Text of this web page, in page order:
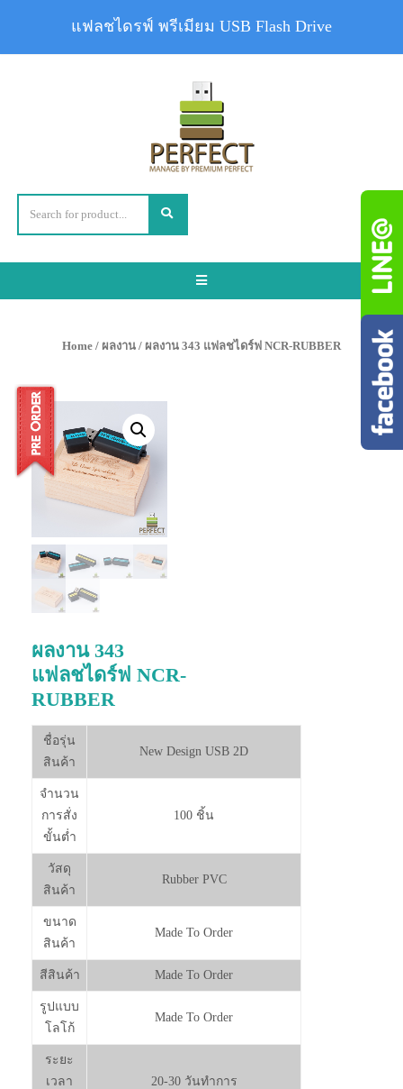
Toggle
Home / ผลงาน / ผลงาน 343 แฟลชไดร์ฟ NCR-RUBBER
ผลงาน 343
แฟลชไดร์ฟ NCR-
RUBBER
ชื่อรุ่น
สินค้า
New Design USB 2D
จำนวน
การสั่ง
ขั้นต่ำ
100 ชิ้น
วัสดุ
สินค้า
Rubber PVC
ขนาด
สินค้า
Made To Order
สีสินค้า Made To Order
รูปแบบ
โลโก้
Made To Order
ระยะ
เวลา
20-30 วันทำการ
แฟลชไดรฟ์ พรีเมียม USB Flash Drive